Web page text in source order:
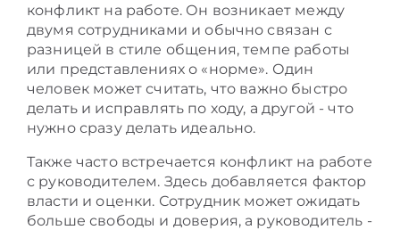
конфликт на работе. Он возникает между
двумя сотрудниками и обычно связан с
разницей в стиле общения, темпе работы
или представлениях о «норме». Один
человек может считать, что важно быстро
делать и исправлять по ходу, а другой - что
нужно сразу делать идеально.
Также часто встречается конфликт на работе
с руководителем. Здесь добавляется фактор
власти и оценки. Сотрудник может ожидать
больше свободы и доверия, а руководитель -